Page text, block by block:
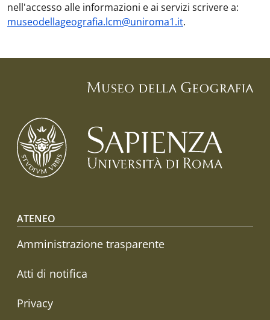
nell'accesso alle informazioni e ai servizi scrivere a:
museodellageografia.lcm@uniroma1.it.
Footer menu
ATENEO
Amministrazione trasparente
Atti di notifica
Privacy